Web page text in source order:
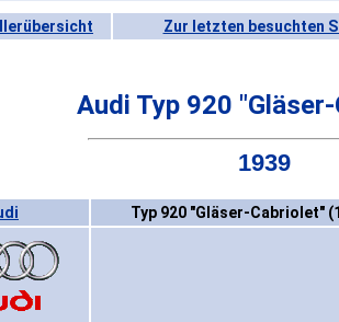
Zur letzten besuchten
Audi Typ 920
1939
Typ 920 "Gläser-Cabriolet"